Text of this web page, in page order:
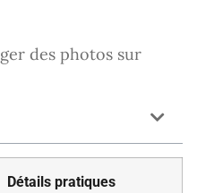
des photos sur
Détails pratiques